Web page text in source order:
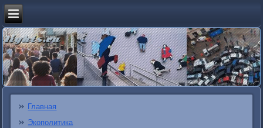
Главная
Экополитика